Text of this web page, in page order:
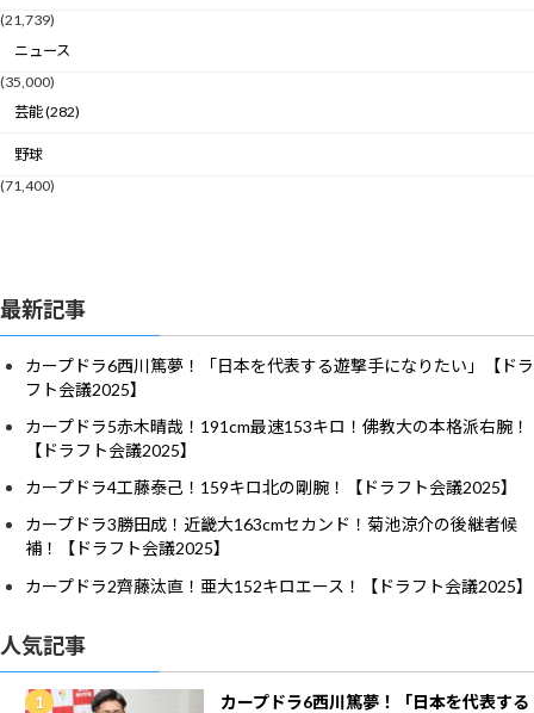
(21,739)
ニュース
(35,000)
芸能 (282)
野球
(71,400)
最新記事
カープドラ6西川篤夢！「日本を代表する遊撃手になりたい」【ドラ
フト会議2025】
カープドラ5赤木晴哉！191cm最速153キロ！佛教大の本格派右腕！
【ドラフト会議2025】
カープドラ4工藤泰己！159キロ北の剛腕！【ドラフト会議2025】
カープドラ3勝田成！近畿大163cmセカンド！菊池涼介の後継者候
補！【ドラフト会議2025】
カープドラ2齊藤汰直！亜大152キロエース！【ドラフト会議2025】
人気記事
カープドラ6西川篤夢！「日本を代表する